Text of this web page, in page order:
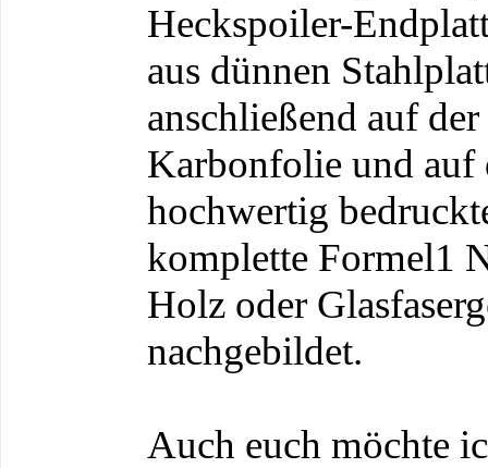
Heckspoiler-
aus dünnen
anschließend auf
Karbonfolie und auf
hochwertig
komplette Formel1
Holz oder
nachgebildet.
Auch euch möchte